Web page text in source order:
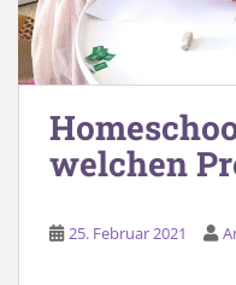
welchen
25. Februar 2021